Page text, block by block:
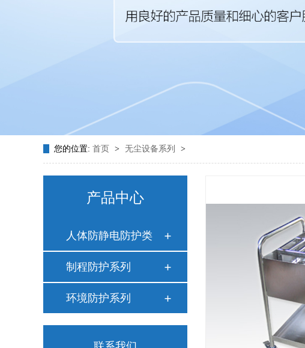
您的位置: 首页 > 无尘设备系列 >
产品中心
人体防静电防护类
制程防护系列
环境防护系列